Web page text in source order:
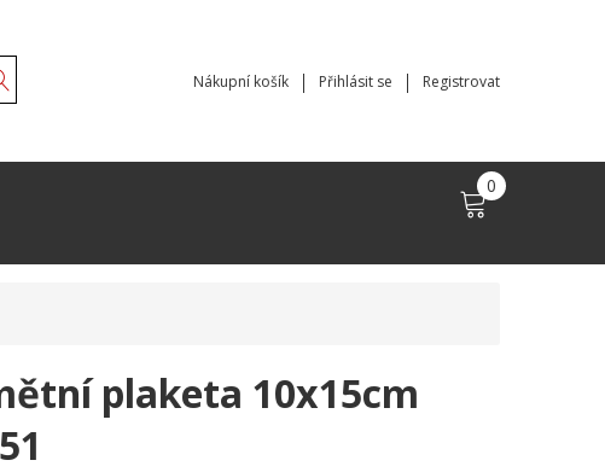
Nákupní košík Přihlásit se Registrovat
0
plaketa 10x15cm